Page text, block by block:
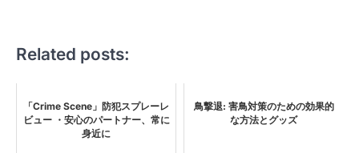
Related posts:
「Crime Scene」防犯スプレーレ
ビュー ・安心のパートナー、常に
身近に
鳥撃退: 害鳥対策のための効果的
な方法とグッズ